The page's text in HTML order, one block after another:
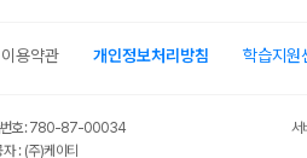
이용약관 개인정보처리방침 학습지원
록번호 : 780-87-00034
: (주)케이티
서